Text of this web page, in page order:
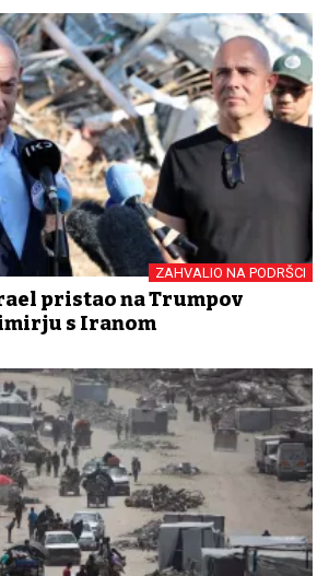
ZAHVALIO NA PODRŠCI
pristao na Trumpov
s Iranom